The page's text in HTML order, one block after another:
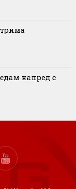
напред с